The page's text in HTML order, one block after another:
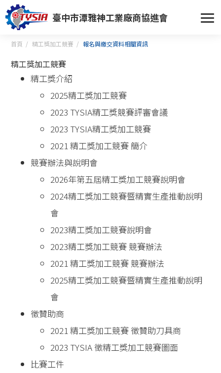
臺中市潭雅神工業廠商協進會
首頁 精工獎加工競賽 報名與繳交資料相關資訊
精工獎加工競賽
精工獎介紹
2025精工獎加工競賽
2023 TYSIA精工獎競賽評審會議
2023 TYSIA精工獎加工競賽
2021 精工獎加工競賽 簡介
競賽辦法與說明會
2026年第五屆精工獎加工競賽說明會
2024精工獎加工競賽暨精實生產推動說明
會
2023精工獎加工競賽說明會
2023精工獎加工競賽 競賽辦法
2021 精工獎加工競賽 競賽辦法
2025精工獎加工競賽暨精實生產推動說明
會
徵贊助商
2021 精工獎加工競賽 徵贊助刀具商
2023 TYSIA 徵精工獎加工競賽圖面
比賽工件